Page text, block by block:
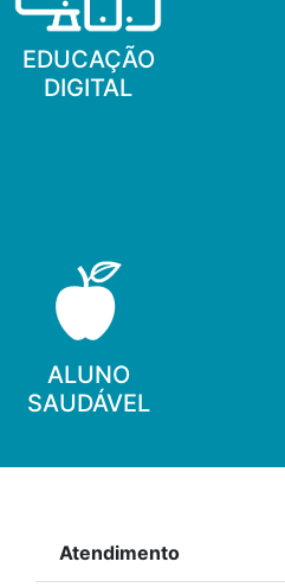
EDUCAÇÃO
DIGITAL
ALUNO
SAUDÁVEL
Atendimento